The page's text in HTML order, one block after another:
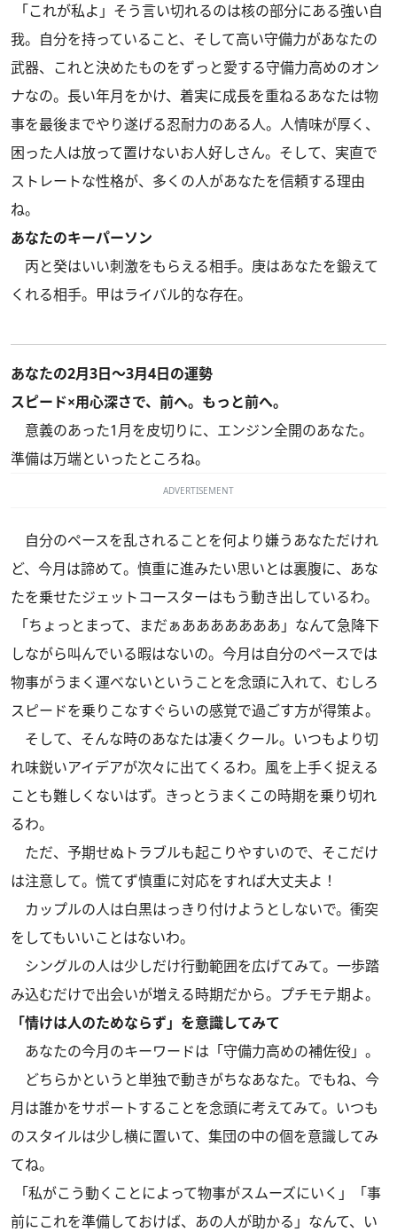
「これが私よ」そう言い切れるのは核の部分にある強い自
我。自分を持っていること、そして高い守備力があなたの
武器、これと決めたものをずっと愛する守備力高めのオン
ナなの。長い年月をかけ、着実に成長を重ねるあなたは物
事を最後までやり遂げる忍耐力のある人。人情味が厚く、
困った人は放って置けないお人好しさん。そして、実直で
ストレートな性格が、多くの人があなたを信頼する理由
ね。
あなたのキーパーソン
丙と癸はいい刺激をもらえる相手。庚はあなたを鍛えて
くれる相手。甲はライバル的な存在。
あなたの2月3日～3月4日の運勢
スピード×用心深さで、前へ。もっと前へ。
意義のあった1月を皮切りに、エンジン全開のあなた。
準備は万端といったところね。
ADVERTISEMENT
自分のペースを乱されることを何より嫌うあなただけれ
ど、今月は諦めて。慎重に進みたい思いとは裏腹に、あな
たを乗せたジェットコースターはもう動き出しているわ。
「ちょっとまって、まだぁあああああああ」なんて急降下
しながら叫んでいる暇はないの。今月は自分のペースでは
物事がうまく運べないということを念頭に入れて、むしろ
スピードを乗りこなすぐらいの感覚で過ごす方が得策よ。
そして、そんな時のあなたは凄くクール。いつもより切
れ味鋭いアイデアが次々に出てくるわ。風を上手く捉える
ことも難しくないはず。きっとうまくこの時期を乗り切れ
るわ。
ただ、予期せぬトラブルも起こりやすいので、そこだけ
は注意して。慌てず慎重に対応をすれば大丈夫よ！
カップルの人は白黒はっきり付けようとしないで。衝突
をしてもいいことはないわ。
シングルの人は少しだけ行動範囲を広げてみて。一歩踏
み込むだけで出会いが増える時期だから。プチモテ期よ。
「情けは人のためならず」を意識してみて
あなたの今月のキーワードは「守備力高めの補佐役」。
どちらかというと単独で動きがちなあなた。でもね、今
月は誰かをサポートすることを念頭に考えてみて。いつも
のスタイルは少し横に置いて、集団の中の個を意識してみ
てね。
「私がこう動くことによって物事がスムーズにいく」「事
前にこれを準備しておけば、あの人が助かる」なんて、い